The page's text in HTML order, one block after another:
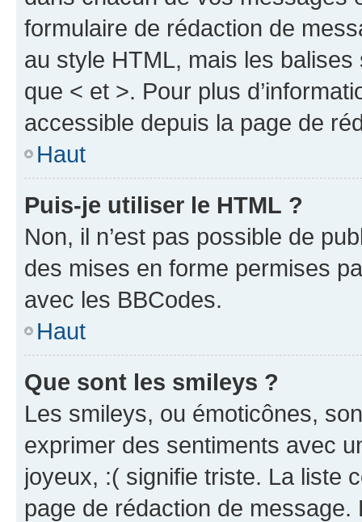
formulaire de rédaction de
au style HTML, mais les
que < et >. Pour plus
accessible depuis la page de
Haut
Puis-je utiliser le HTML ?
Non, il n’est pas possible de
des mises en forme permises
avec les BBCodes.
Haut
Que sont les smileys ?
Les smileys, ou émoticônes,
exprimer des sentiments avec
joyeux, :( signifie triste. La liste
page de rédaction de